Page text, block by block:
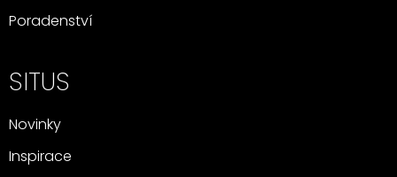
Poradenství
SITUS
Novinky
Inspirace